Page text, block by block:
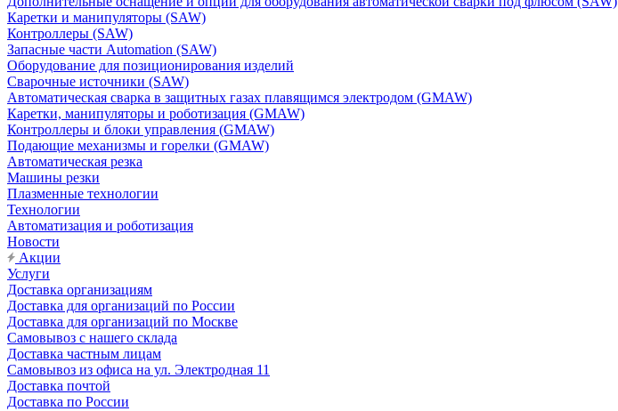
Каретки и манипуляторы (SAW)
Контроллеры (SAW)
Запасные части Automation (SAW)
Оборудование для позиционирования изделий
Сварочные источники (SAW)
Автоматическая сварка в защитных газах плавящимся электродом (GMAW)
Каретки, манипуляторы и роботизация (GMAW)
Контроллеры и блоки управления (GMAW)
Подающие механизмы и горелки (GMAW)
Автоматическая резка
Машины резки
Плазменные технологии
Технологии
Автоматизация и роботизация
Новости
Акции
Услуги
Доставка организациям
Доставка для организаций по России
Доставка для организаций по Москве
Самовывоз с нашего склада
Доставка частным лицам
Самовывоз из офиса на ул. Электродная 11
Доставка почтой
Доставка по России